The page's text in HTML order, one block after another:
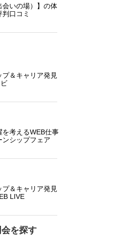
会いの場）】の体
口コミ
プ＆キャリア発見
考えるWEB仕事
シップフェア
プ＆キャリア発見
LIVE
を探す